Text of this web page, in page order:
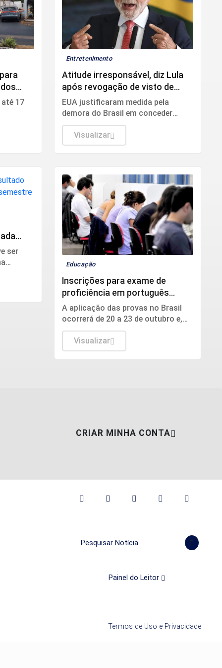
17
Entretenimento
Atitude irresponsável, diz Lula
após revogação de visto de
embaixadora
EUA justificaram medida pela
demora do Brasil em conceder
aprovação ao indicado de Trump
para assumir embaixada no Brasil.
Visualizar
ser
Educação
Inscrições para exame de
proficiência em português
terminam quinta
A aplicação das provas no Brasil
ocorrerá de 20 a 23 de outubro e,
no exterior, de 24 a 27 de novembro.
Visualizar
CRIAR MINHA CONTA
Pesquisar Notícia
Painel do Leitor
Termos de Uso e Privacidade